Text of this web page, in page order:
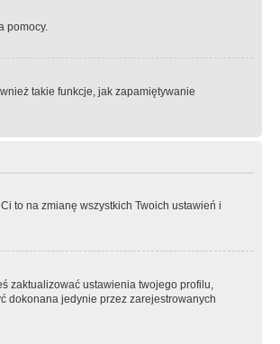
pomocy.
takie funkcje, jak zapamiętywanie
to na zmianę wszystkich Twoich ustawień i
zaktualizować ustawienia twojego profilu,
dokonana jedynie przez zarejestrowanych